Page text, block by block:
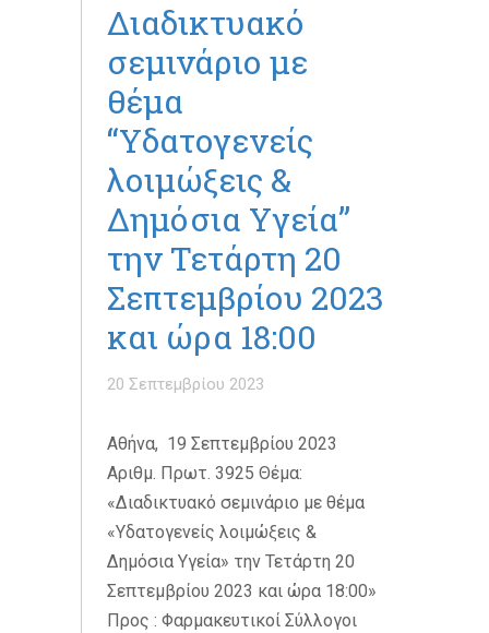
Διαδικτυακό
σεμινάριο με
θέμα
“Υδατογενείς
λοιμώξεις &
Δημόσια Υγεία”
την Τετάρτη 20
Σεπτεμβρίου 2023
και ώρα 18:00
20 Σεπτεμβρίου 2023
Αθήνα, 19 Σεπτεμβρίου 2023
Αριθμ. Πρωτ. 3925 Θέμα:
«Διαδικτυακό σεμινάριο με θέμα
«Υδατογενείς λοιμώξεις &
Δημόσια Υγεία» την Τετάρτη 20
Σεπτεμβρίου 2023 και ώρα 18:00»
Προς : Φαρμακευτικοί Σύλλογοι